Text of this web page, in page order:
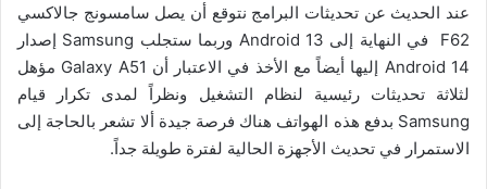
عند الحديث عن تحديثات البرامج نتوقع أن يصل سامسونج جالاكسي
F62 في النهاية إلى Android 13 وربما ستجلب Samsung إصدار
Android 14 إليها أيضاً مع الأخذ في الاعتبار أن Galaxy A51 مؤهل
لثلاثة تحديثات رئيسية لنظام التشغيل ونظراً لمدى تكرار قيام
Samsung بدفع هذه الهواتف هناك فرصة جيدة ألا تشعر بالحاجة إلى
الاستمرار في تحديث الأجهزة الحالية لفترة طويلة جداً.